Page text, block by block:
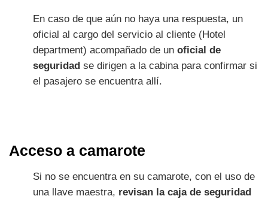
En caso de que aún no haya una respuesta, un
oficial al cargo del servicio al cliente (Hotel
department) acompañado de un oficial de
seguridad se dirigen a la cabina para confirmar si
el pasajero se encuentra allí.
Acceso a camarote
Si no se encuentra en su camarote, con el uso de
una llave maestra, revisan la caja de seguridad